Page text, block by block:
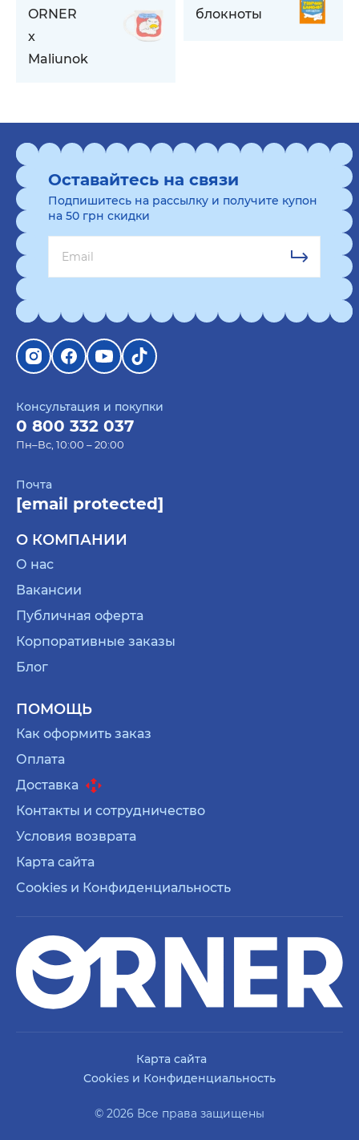
ORNER
x
Maliunok
блокноты
Консультация и покупки
0 800 332 037
Пн–Вс, 10:00 – 20:00
Почта
[email protected]
О КОМПАНИИ
О нас
Вакансии
Публичная оферта
Корпоративные заказы
Блог
ПОМОЩЬ
Как оформить заказ
Оплата
Доставка
Контакты и сотрудничество
Условия возврата
Карта сайта
Cookies и Конфиденциальность
Оставайтесь на связи
Подпишитесь на рассылку и получите купон
на 50 грн скидки
© 2026 Все права защищены
Карта сайта
Cookies и Конфиденциальность